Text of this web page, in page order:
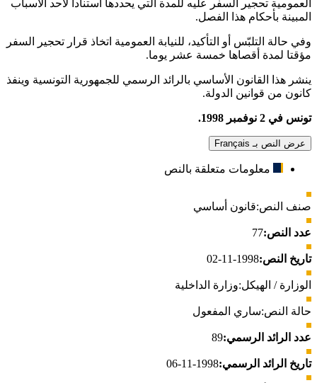
العمومية تحجير السفر عليه للمدة التي يحددها استنادا لأحد الأسباب
المبينة بأحكام هذا الفصل.
وفي حالة التلبّس أو التأكيد، للنيابة العمومية اتخاذ قرار تحجير السفر
مؤقتا لمدة أقصاها خمسة عشر يوما.
ينشر هذا القانون الأساسي بالرائد الرسمي للجمهورية التونسية وينفذ
كانون من قوانين الدولة.
تونس في 2 نوفمبر 1998.
عرض النص بـ Français
معلومات متعلقة بالنص
صنف النص:قانون أساسي
عدد النص:77
تاريخ النص:1998-11-02
الوزارة / الهيكل:وزارة الداخلية
حالة النص:ساري المفعول
عدد الرائد الرسمي:89
تاريخ الرائد الرسمي:1998-11-06